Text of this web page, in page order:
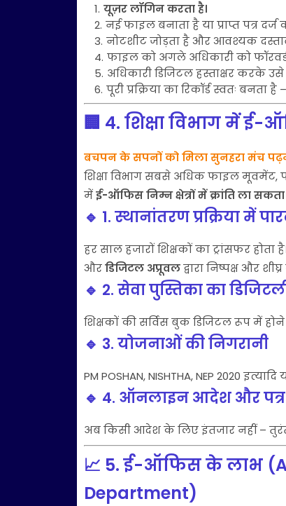
यूज़र लॉगिन करता है।
नई फाइल बनाता है या प्राप्त पत्र दर्ज
नोटशीट जोड़ता है और आवश्यक
फाइल को अगले अधिकारी को
अधिकारी डिजिटल हस्ताक्षर करके
पूरी प्रक्रिया का रिकॉर्ड स्वतः बनता
🏢 4. शिक्षा विभाग में
बचपन के सपनों को मिला सुनहरा मंच
शिक्षा विभाग सबसे अधिक फाइल मूवमेंट,
मेंई-ऑफिस निम्न क्षेत्रों में क्रांति ला सकता
🔹 1. स्थानांतरण प्रक्रिया में
हर साल हजारों शिक्षकों का ट्रांसफर होता
औरडिजिटल अप्रूवलद्वारा निष्पक्ष और
🔹 2. सेवा पुस्तिका का
शिक्षकों की सर्विस बुक डिजिटल रूप में
🔹 3. योजनाओं की निगरानी
PM POSHAN, NISHTHA, NEP 2020
🔹 4. ऑनलाइन आदेश और पत्र
अब किसी आदेश के लिए इंतजार नहीं – तुरंत
📈 5. ई-ऑफिस के लाभ
Department)